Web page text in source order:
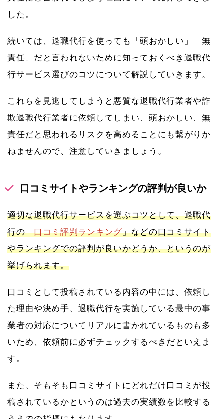
した。
続いては、退職代行を使っても「頭おかしい」「無
責任」だと言われないために知っておくべき退職代
行サービス選びのコツについて解説していきます。
これらを見逃してしまうと悪質な退職代行業者や詐
欺退職代行業者に依頼してしまい、頭おかしい、無
責任だと思われるリスクを高めることにも繋がりか
ねませんので、注意していきましょう。
口コミサイトやランキングの評判が良いか
適切な退職代行サービスを選ぶコツとして、退職代
行の「口コミ評判ランキング」などの口コミサイト
やランキングでの評判が良いかどうか、というのが
挙げられます。
口コミとして投稿されている内容の中には、依頼し
た理由や決め手、退職代行を実施している最中の事
業者の対応についてリアルに書かれているものも多
いため、依頼前に必ずチェックするべきだといえま
す。
また、そもそも口コミサイトにどれだけ口コミが投
稿されているかというのは過去の実績数を比較する